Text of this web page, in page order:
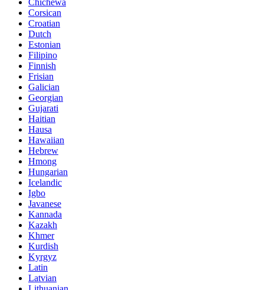
Corsican
Croatian
Dutch
Estonian
Filipino
Finnish
Frisian
Galician
Georgian
Gujarati
Haitian
Hausa
Hawaiian
Hebrew
Hmong
Hungarian
Icelandic
Igbo
Javanese
Kannada
Kazakh
Khmer
Kurdish
Kyrgyz
Latin
Latvian